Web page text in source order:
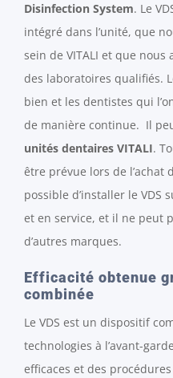
Disinfection System. Le
intégré dans l’unité, que
sein de VITALI et que
des laboratoires qualifiés.
bien et les dentistes qui
de manière continue. Il
unités dentaires VITALI.
être prévue lors de l’achat
possible d’installer le VDS
et en service, et il ne peut
d’autres marques.
Efficacité obtenue
combinée
Le VDS est un dispositif
technologies à l’avant-
efficaces et des